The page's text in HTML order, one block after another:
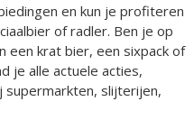
en kun je profiteren
of radler. Ben je op
een krat bier, een sixpack of
je alle actuele acties,
supermarkten, slijterijen,